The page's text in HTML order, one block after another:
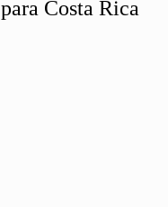
Costa Rica